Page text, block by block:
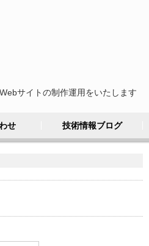
サイトの制作運用をいたします
せ 技術情報ブログ